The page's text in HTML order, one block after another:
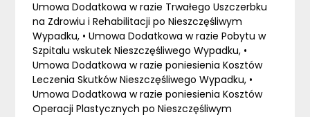
Umowa Dodatkowa w razie Trwałego Uszczerbku
na Zdrowiu i Rehabilitacji po Nieszczęśliwym
Wypadku, • Umowa Dodatkowa w razie Pobytu w
Szpitalu wskutek Nieszczęśliwego Wypadku, •
Umowa Dodatkowa w razie poniesienia Kosztów
Leczenia Skutków Nieszczęśliwego Wypadku, •
Umowa Dodatkowa w razie poniesienia Kosztów
Operacji Plastycznych po Nieszczęśliwym